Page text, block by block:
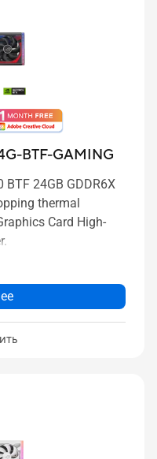
BTF-GAMING
BTF 24GB GDDR6X
thermal
Card High-